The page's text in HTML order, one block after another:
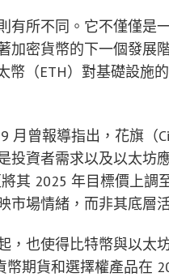
有所不同。它不僅僅是
加密貨幣的下一個發展
幣（ETH）對基礎設施
月曾報導指出，花旗（
投資者需求以及以太坊
將其 2025 年目標價上
市場情緒，而非其底層
，也使得比特幣與以太
幣期貨和選擇權產品在